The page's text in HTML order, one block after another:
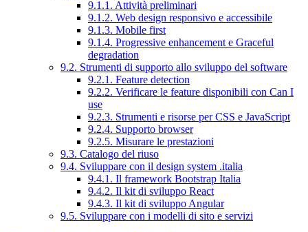
9.1.1. Attività preliminari
9.1.2. Web design responsivo e accessibile
9.1.3. Mobile first
9.1.4. Progressive enhancement e Graceful
degradation
9.2. Strumenti di supporto allo sviluppo del software
9.2.1. Feature detection
9.2.2. Verificare le feature disponibili con Can I
use
9.2.3. Strumenti e risorse per CSS e JavaScript
9.2.4. Supporto browser
9.2.5. Misurare le prestazioni
9.3. Catalogo del riuso
9.4. Sviluppare con il design system .italia
9.4.1. Il framework Bootstrap Italia
9.4.2. Il kit di sviluppo React
9.4.3. Il kit di sviluppo Angular
9.5. Sviluppare con i modelli di sito e servizi